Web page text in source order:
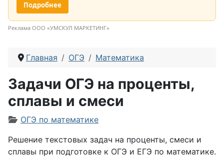
Подробнее
Реклама ООО «УМСКУЛ МАРКЕТИНГ»
Главная ОГЭ Математика
Задачи ОГЭ на проценты,
сплавы и смеси
Информация о материале
ОГЭ по математике
Решение текстовых задач на проценты, смеси и
сплавы при подготовке к ОГЭ и ЕГЭ по математике.